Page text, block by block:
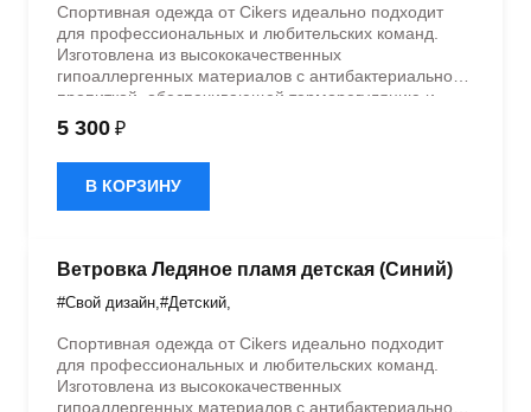
Спортивная одежда от Cikers идеально подходит
для профессиональных и любительских команд.
Изготовлена из высококачественных
гипоаллергенных материалов с антибактериальной
пропиткой, обеспечивающей терморегуляцию и
быстрое влагоотведение. Одежда обладает
эластичностью в 5 направлениях и стильным
дизайном.
5 300 ₽
В КОРЗИНУ
Ветровка Ледяное пламя детская (Синий)
#Свой дизайн #Детский
Спортивная одежда от Cikers идеально подходит
для профессиональных и любительских команд.
Изготовлена из высококачественных
гипоаллергенных материалов с антибактериальной